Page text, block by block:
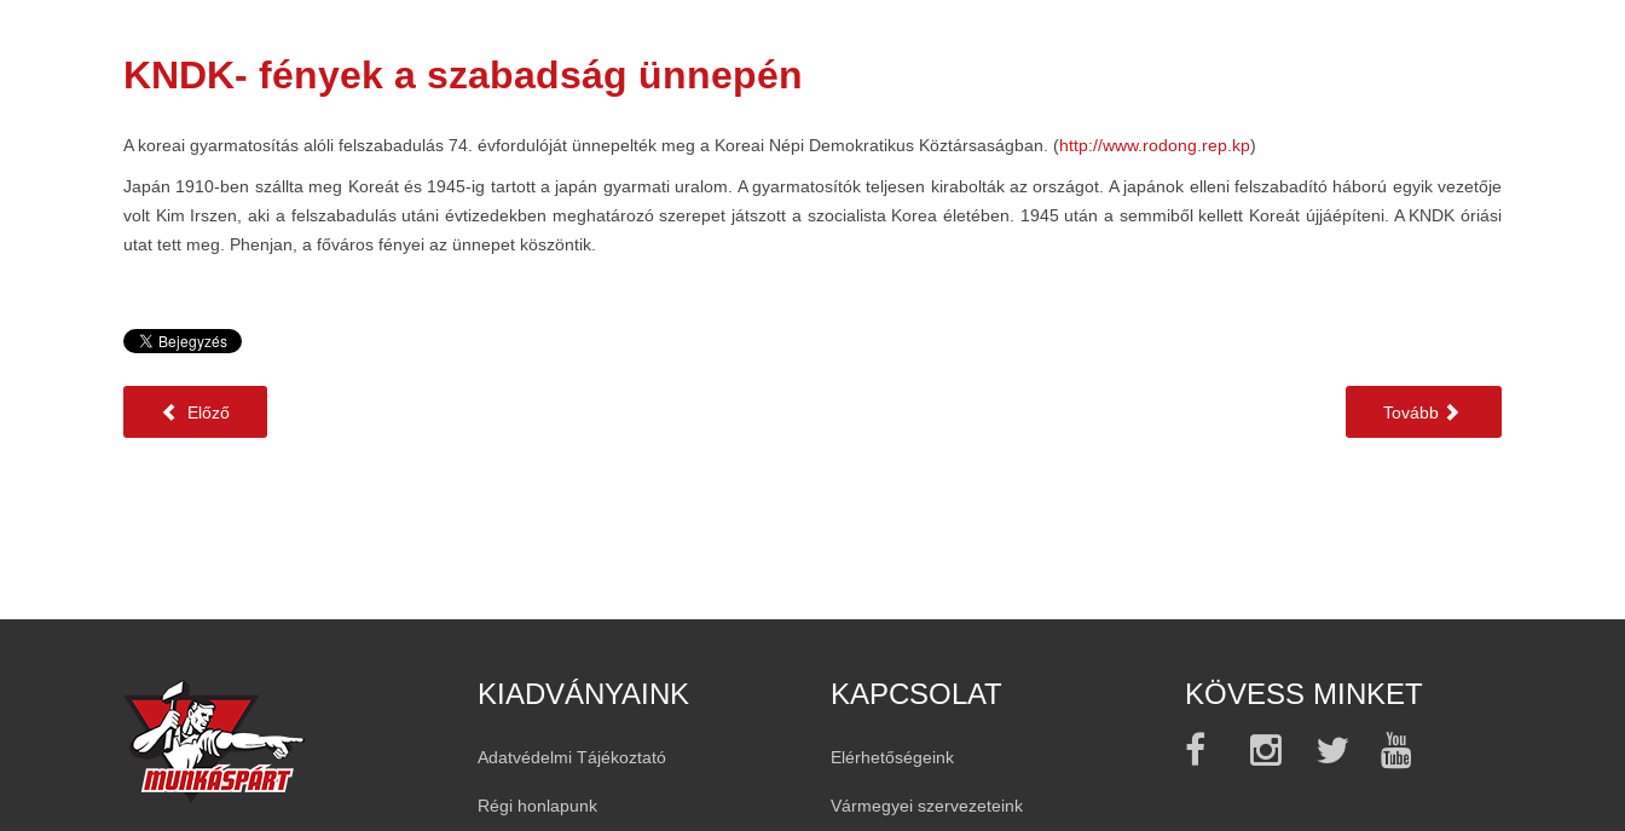
KNDK- fények a szabadság ünnepén
A koreai gyarmatosítás alóli felszabadulás 74. évfordulóját ünnepelték meg a Koreai Népi Demokratikus Köztársaságban. (http://www.rodong.rep.kp)
Japán 1910-ben szállta meg Koreát és 1945-ig tartott a japán gyarmati uralom. A gyarmatosítók teljesen kirabolták az országot. A japánok elleni felszabadító háború egyik vezetője
volt Kim Irszen, aki a felszabadulás utáni évtizedekben meghatározó szerepet játszott a szocialista Korea életében. 1945 után a semmiből kellett Koreát újjáépíteni. A KNDK óriási
utat tett meg. Phenjan, a főváros fényei az ünnepet köszöntik.
Előző Tovább
KIADVÁNYAINK
Adatvédelmi Tájékoztató
Régi honlapunk
KAPCSOLAT
Elérhetőségeink
Vármegyei szervezeteink
KÖVESS MINKET